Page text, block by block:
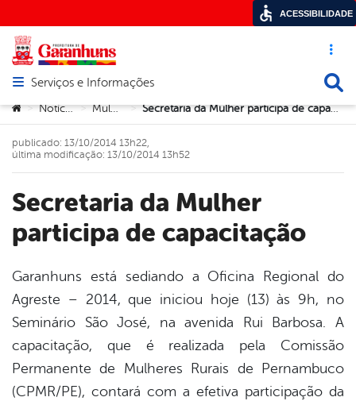
Acesso
Abrir menu principal de navegação
Serviços e Informações
Você está aqui:
> Notícias > Mulher > Secretaria da Mulher participa de capacitação
Secretaria da Mulher
participa de capacitação
publicado: 13/10/2014 13h22,
última modificação: 13/10/2014 13h52
Garanhuns está sediando a Oficina Regional do
Agreste – 2014, que iniciou hoje (13) às 9h, no
Seminário São José, na avenida Rui Barbosa. A
capacitação, que é realizada pela Comissão
Permanente de Mulheres Rurais de Pernambuco
(CPMR/PE), contará com a efetiva participação da
ACESSIBILIDADE